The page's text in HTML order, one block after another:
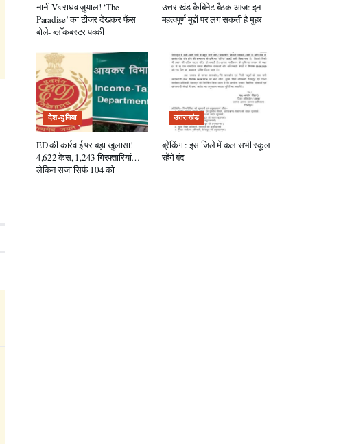
नानी Vs राघव जुयाल! ‘The
Paradise’ का टीजर देखकर फैंस
बोले- ब्लॉकबस्टर पक्की
उत्तराखंड कैबिनेट बैठक आज: इन
महत्वपूर्ण मुद्दों पर लग सकती है मुहर
देश-दुनिया
ED की कार्रवाई पर बड़ा खुलासा!
4,622 केस, 1,243 गिरफ्तारियां…
लेकिन सजा सिर्फ 104 को
उत्तराखंड
ब्रेकिंग : इस जिले में कल सभी स्कूल
रहेंगे बंद